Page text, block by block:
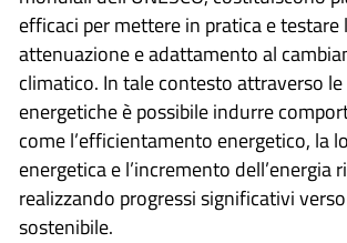
efficaci per mettere in pratica e testare
attenuazione e adattamento al
climatico. In tale contesto attraverso
energetiche è possibile indurre
come l’efficientamento energetico, la
energetica e l’incremento dell’energia
realizzando progressi significativi
sostenibile.